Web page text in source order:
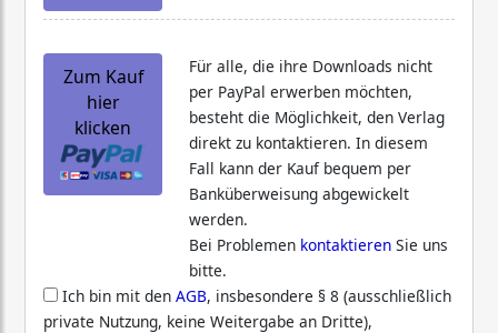
Zum Kauf
hier
klicken
Für alle, die ihre Downloads nicht
per PayPal erwerben möchten,
besteht die Möglichkeit, den Verlag
direkt zu kontaktieren. In diesem
Fall kann der Kauf bequem per
Banküberweisung abgewickelt
werden.
Bei Problemen kontaktieren Sie uns
bitte.
Ich bin mit den AGB, insbesondere § 8 (ausschließlich
private Nutzung, keine Weitergabe an Dritte),